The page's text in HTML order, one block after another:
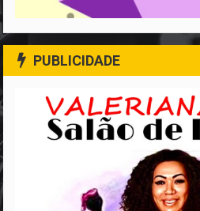
PUBLICIDADE